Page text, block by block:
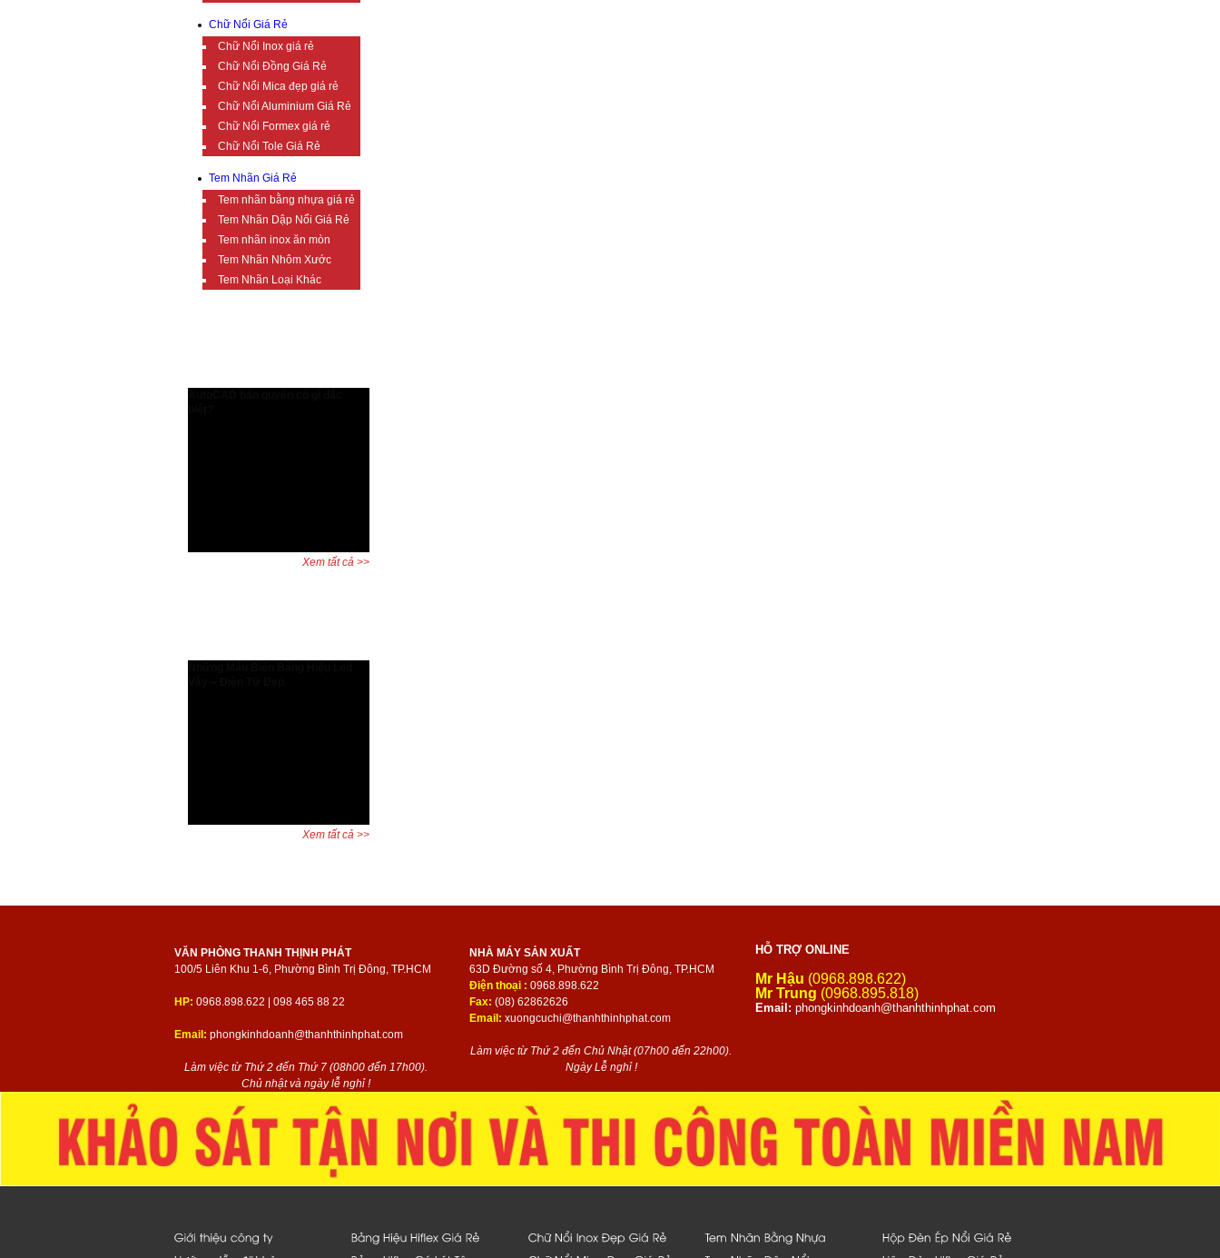
Chữ Nổi Giá Rẻ
Chữ Nổi Inox giá rẻ
Chữ Nổi Đồng Giá Rẻ
Chữ Nổi Mica đẹp giá rẻ
Chữ Nổi Aluminium Giá Rẻ
Chữ Nổi Formex giá rẻ
Chữ Nổi Tole Giá Rẻ
Tem Nhãn Giá Rẻ
Tem nhãn bằng nhựa giá rẻ
Tem Nhãn Dập Nổi Giá Rẻ
Tem nhãn inox ăn mòn
Tem Nhãn Nhôm Xước
Tem Nhãn Loại Khác
Xem tất cả >>
Xem tất cả >>
VĂN PHÒNG THANH THỊNH PHÁT
100/5 Liên Khu 1-6, Phường Bình Trị Đông, TP.HCM
HP: 0968.898.622 | 098 465 88 22
Email: phongkinhdoanh@thanhthinhphat.com
Làm việc từ Thứ 2 đến Thứ 7 (08h00 đến 17h00).
Chủ nhật và ngày lễ nghỉ !
NHÀ MÁY SẢN XUẤT
63D Đường số 4, Phường Bình Trị Đông, TP.HCM
Điện thoại : 0968.898.622
Fax: (08) 62862626
Email: xuongcuchi@thanhthinhphat.com
Làm việc từ Thứ 2 đến Chủ Nhật (07h00 đến 22h00).
Ngày Lễ nghỉ !
HỖ TRỢ ONLINE
Mr Hậu (0968.898.622)
Mr Trung (0968.895.818)
Email: phongkinhdoanh@thanhthinhphat.com